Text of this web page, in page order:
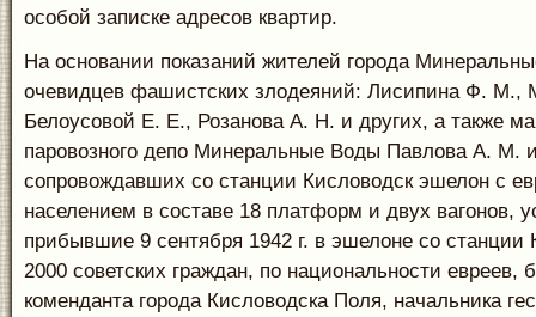
особой записке адресов квартир.
На основании показаний жителей города
очевидцев фашистских злодеяний: Лисипина Ф. М.,
Белоусовой Е. Е., Розанова А. Н. и других, а также
паровозного депо Минеральные Воды Павлова А. М.
сопровождавших со станции Кисловодск эшелон с
населением в составе 18 платформ и двух вагонов,
прибывшие 9 сентября 1942 г. в эшелоне со станции
2000 советских граждан, по национальности евреев,
коменданта города Кисловодска Поля, начальника